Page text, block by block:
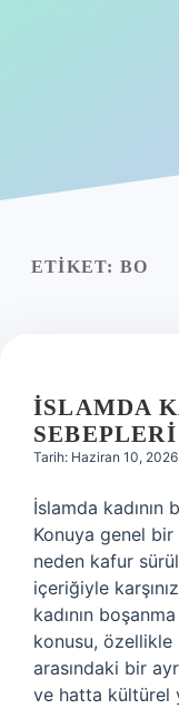
Yasal Uyarı
ETIKET: BO
İSLAMDA
Tarih: Haziran 10, 2026
İslamda
Konuya genel bir
neden kafur
içeriğiyle
kadının
konusu, özellikle
arasındaki bir
ve hatta kültürel